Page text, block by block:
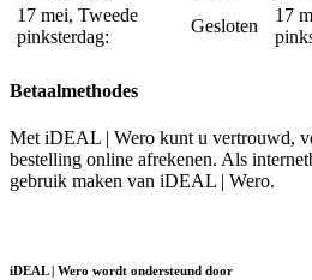
17 mei, Tweede
pinksterdag:
Gesloten
17
Betaalmethodes
Met iDEAL | Wero kunt u vertrouwd,
bestelling online afrekenen. Als
gebruik maken van iDEAL | Wero.
iDEAL | Wero wordt ondersteund door